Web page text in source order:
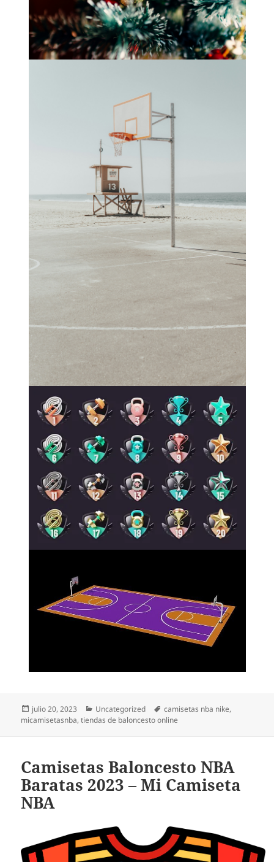
Publicado
el
julio 20, 2023 Categorías
Uncategorized Etiquetas
camisetas nba nike,
micamisetasnba,tiendas de baloncesto online
Camisetas Baloncesto NBA
Baratas 2023 – Mi Camiseta
NBA